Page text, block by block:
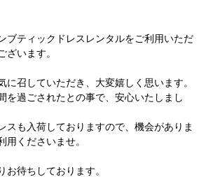
ブティックドレスレンタルをご利用いただ
ざいます。
に召していただき、大変嬉しく思います。
を過ごされたとの事で、安心いたしまし
スも入荷しておりますので、機会がありま
用くださいませ。
お待ちしております。